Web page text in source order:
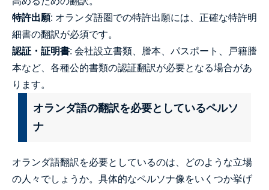
特許出願: オランダ語圏での特許出願には、正確な特許明
細書の翻訳が必須です。
認証・証明書: 会社設立書類、謄本、パスポート、戸籍謄
本など、各種公的書類の認証翻訳が必要となる場合があ
ります。
オランダ語の翻訳を必要としているペルソ
ナ
オランダ語翻訳を必要としているのは、どのような立場
の人々でしょうか。具体的なペルソナ像をいくつか挙げ